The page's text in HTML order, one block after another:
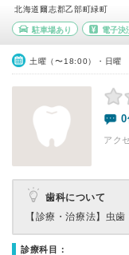
北海道爾志郡乙部町緑町
駐車場あり 電子決
土曜（〜18:00）・日曜
0
アク
歯科について
【診療・治療法】 虫歯
診療科目：